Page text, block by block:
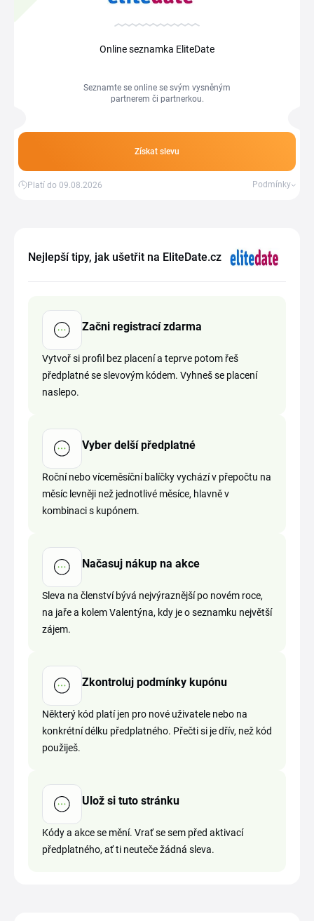
Online seznamka EliteDate
Seznamte se online se svým vysněným
partnerem či partnerkou.
Získat slevu
Platí do 09.08.2026 Podmínky
Nejlepší tipy, jak ušetřit na EliteDate.cz
Začni registrací zdarma
Vytvoř si profil bez placení a teprve potom řeš
předplatné se slevovým kódem. Vyhneš se placení
naslepo.
Vyber delší předplatné
Roční nebo víceměsíční balíčky vychází v přepočtu na
měsíc levněji než jednotlivé měsíce, hlavně v
kombinaci s kupónem.
Načasuj nákup na akce
Sleva na členství bývá nejvýraznější po novém roce,
na jaře a kolem Valentýna, kdy je o seznamku největší
zájem.
Zkontroluj podmínky kupónu
Některý kód platí jen pro nové uživatele nebo na
konkrétní délku předplatného. Přečti si je dřív, než kód
použiješ.
Ulož si tuto stránku
Kódy a akce se mění. Vrať se sem před aktivací
předplatného, ať ti neuteče žádná sleva.